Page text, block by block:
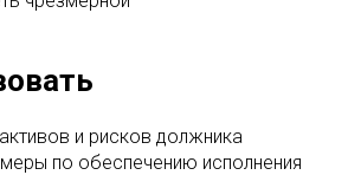
и рисков должника
по обеспечению исполнения